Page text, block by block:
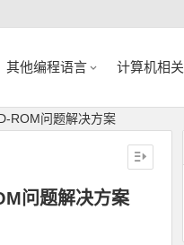
其他编程语言 计算机相关
ROM问题解决方案
问题解决方案